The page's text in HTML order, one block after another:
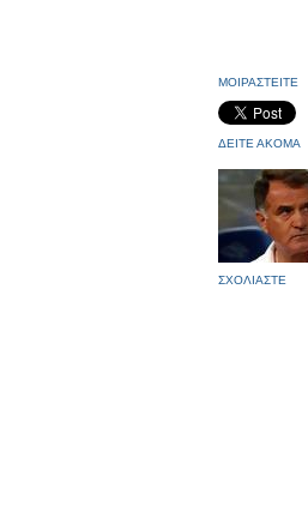
ΜΟΙΡΑΣΤΕΙΤΕ
ΔΕΙΤΕ ΑΚΟΜΑ
ΣΧΟΛΙΑΣΤΕ